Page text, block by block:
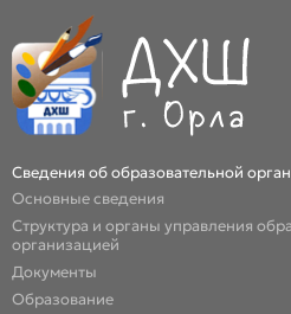
Сведения об образовательной
Основные сведения
Структура и органы управления
организацией
Документы
Образование